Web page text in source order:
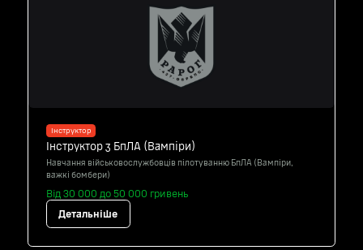
Інструктор
Інструктор з БпЛА (Вампіри)
Навчання військовослужбовців пілотуванню БпЛА (Вампіри,
важкі бомбери)
Від 30 000 до 50 000 гривень
Детальніше